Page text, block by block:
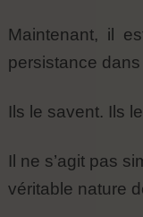
Maintenant, il
persistance
Ils le savent. Ils
Il ne s’agit pas
véritable nature